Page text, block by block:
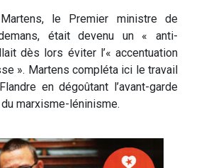
le Premier ministre de
était devenu un « anti-
dès lors éviter l’« accentuation
». Martens compléta ici le travail
en dégoûtant l’avant-garde
marxisme-léninisme.